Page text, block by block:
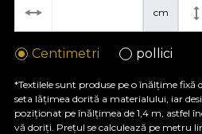
cm
Centimetri pollici
*Textilele sunt produse pe o înălțime
seta lățimea dorită a materialului, iar
poziționat pe înălțimea de 1,4 m, astfel
vă doriți. Prețul se calculează pe metru